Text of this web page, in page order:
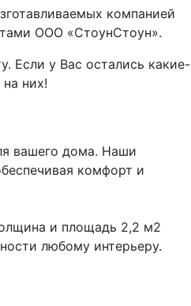
компанией
ООО «СтоунСтоун».
Если у Вас остались какие-
них!
вашего дома. Наши
комфорт и
и площадь 2,2 м2
любому интерьеру.